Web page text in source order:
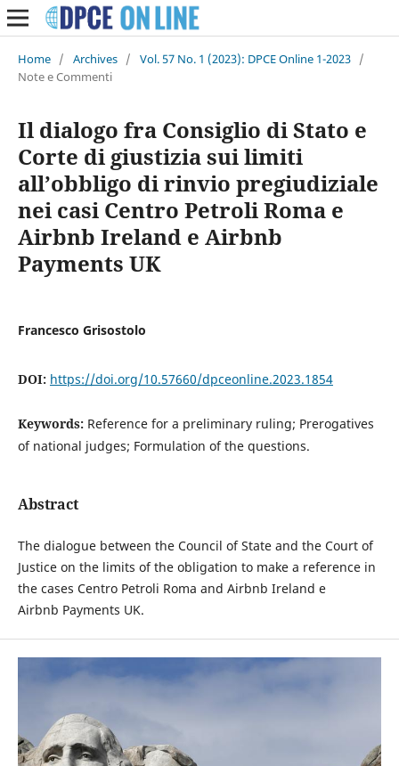
Home / Archives / Vol. 57 No. 1 (2023): DPCE Online 1-2023 /
Note e Commenti
Il dialogo fra Consiglio di Stato e
Corte di giustizia sui limiti
all’obbligo di rinvio pregiudiziale
nei casi Centro Petroli Roma e
Airbnb Ireland e Airbnb
Payments UK
Francesco Grisostolo
DOI: https://doi.org/10.57660/dpceonline.2023.1854
Keywords: Reference for a preliminary ruling; Prerogatives
of national judges; Formulation of the questions.
Abstract
The dialogue between the Council of State and the Court of
Justice on the limits of the obligation to make a reference in
the cases Centro Petroli Roma and Airbnb Ireland e
Airbnb Payments UK.